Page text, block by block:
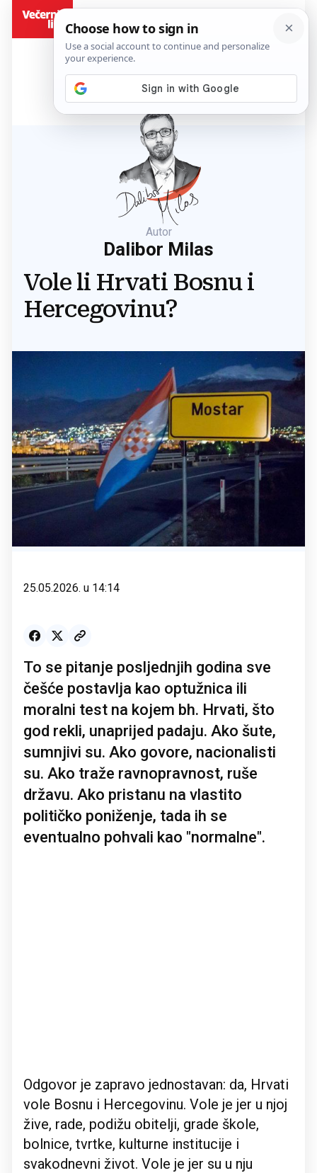
Autor
Dalibor Milas
Vole li Hrvati Bosnu i
Hercegovinu?
25.05.2026. u 14:14
To se pitanje posljednjih godina sve
češće postavlja kao optužnica ili
moralni test na kojem bh. Hrvati, što
god rekli, unaprijed padaju. Ako šute,
sumnjivi su. Ako govore, nacionalisti
su. Ako traže ravnopravnost, ruše
državu. Ako pristanu na vlastito
političko poniženje, tada ih se
eventualno pohvali kao "normalne".
Odgovor je zapravo jednostavan: da, Hrvati
vole Bosnu i Hercegovinu. Vole je jer u njoj
žive, rade, podižu obitelji, grade škole,
bolnice, tvrtke, kulturne institucije i
svakodnevni život. Vole je jer su u nju